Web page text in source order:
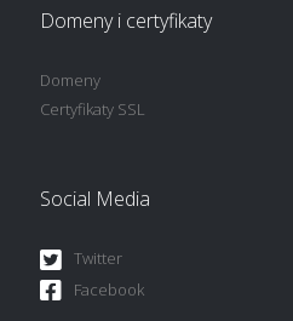
Domeny i certyfikaty
Domeny
Certyfikaty SSL
Social Media
Twitter
Facebook